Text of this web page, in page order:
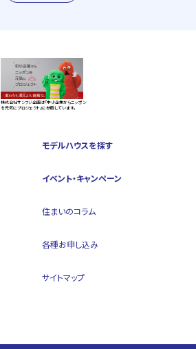
株式会社サンフジ企画は『中小企業からニッポン
を元気にプロジェクト』に参画しています。
モデルハウスを探す
イベント・キャンペーン
住まいのコラム
各種お申し込み
サイトマップ